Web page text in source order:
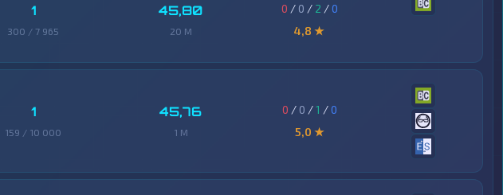
1
300 / 7 965
45,80
20 M
0 / 0 / 2 /0
4,8 ★
1
159 / 10 000
45,76
1 M
0 / 0 /1 /0
5,0 ★